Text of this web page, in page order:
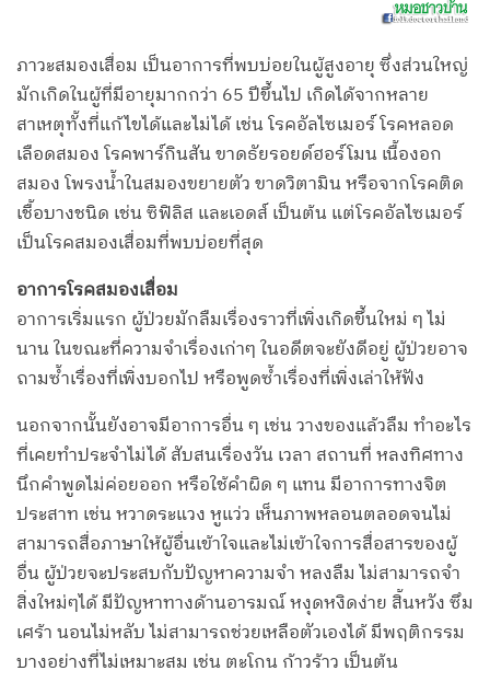
ภาวะสมองเสื่อม เป็นอาการที่พบบ่อยในผู้สูงอายุ ซึ่งส่วนใหญ่
มักเกิดในผู้ที่มีอายุมากกว่า 65 ปีขึ้นไป เกิดได้จากหลาย
สาเหตุทั้งที่แก้ไขได้และไม่ได้ เช่น โรคอัลไซเมอร์ โรคหลอด
เลือดสมอง โรคพาร์กินสัน ขาดธัยรอยด์ฮอร์โมน เนื้องอก
สมอง โพรงน้ำในสมองขยายตัว ขาดวิตามิน หรือจากโรคติด
เชื้อบางชนิด เช่น ซิฟิลิส และเอดส์ เป็นต้น แต่โรคอัลไซเมอร์
เป็นโรคสมองเสื่อมที่พบบ่อยที่สุด
อาการโรคสมองเสื่อม
อาการเริ่มแรก ผู้ป่วยมักลืมเรื่องราวที่เพิ่งเกิดขึ้นใหม่ ๆ ไม่
นาน ในขณะที่ความจำเรื่องเก่าๆ ในอดีตจะยังดีอยู่ ผู้ป่วยอาจ
ถามซ้ำเรื่องที่เพิ่งบอกไป หรือพูดซ้ำเรื่องที่เพิ่งเล่าให้ฟัง
นอกจากนั้นยังอาจมีอาการอื่น ๆ เช่น วางของแล้วลืม ทำอะไร
ที่เคยทำประจำไม่ได้ สับสนเรื่องวัน เวลา สถานที่ หลงทิศทาง
นึกคำพูดไม่ค่อยออก หรือใช้คำผิด ๆ แทน มีอาการทางจิต
ประสาท เช่น หวาดระแวง หูแว่ว เห็นภาพหลอนตลอดจนไม่
สามารถสื่อภาษาให้ผู้อื่นเข้าใจและไม่เข้าใจการสื่อสารของผู้
อื่น ผู้ป่วยจะประสบกับปัญหาความจำ หลงลืม ไม่สามารถจำ
สิ่งใหม่ๆได้ มีปัญหาทางด้านอารมณ์ หงุดหงิดง่าย สิ้นหวัง ซึม
เศร้า นอนไม่หลับ ไม่สามารถช่วยเหลือตัวเองได้ มีพฤติกรรม
บางอย่างที่ไม่เหมาะสม เช่น ตะโกน ก้าวร้าว เป็นต้น